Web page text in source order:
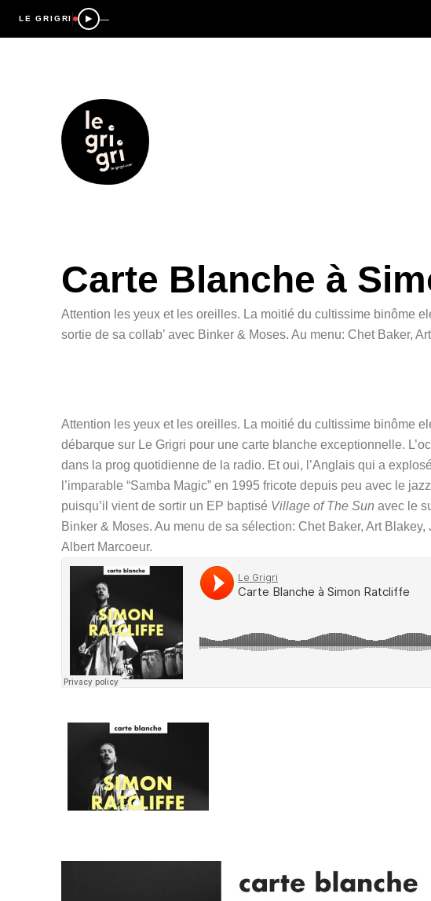
LE GRIGRI —
Carte Blanche à
Attention les yeux et les oreilles. La moitié du cultissime binôme
sortie de sa collab’ avec Binker & Moses. Au menu: Chet Baker,
Attention les yeux et les oreilles. La moitié du cultissime binôme
débarque sur Le Grigri pour une carte blanche exceptionnelle.
dans la prog quotidienne de la radio. Et oui, l’Anglais qui a
l’imparable “Samba Magic” en 1995 fricote depuis peu avec le
puisqu’il vient de sortir un EP baptisé Village of The Sun avec le
Binker & Moses. Au menu de sa sélection: Chet Baker, Art
Albert Marcoeur.